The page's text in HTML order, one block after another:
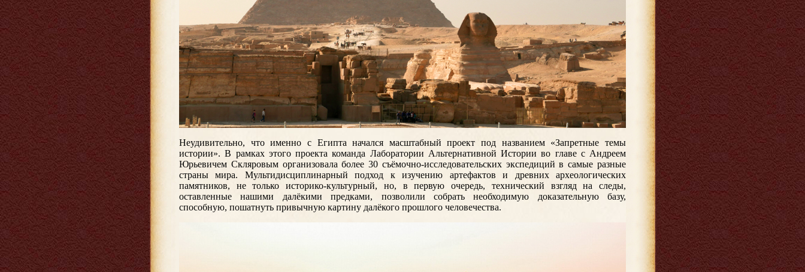
Неудивительно, что именно с Египта начался масштабный проект под названием «Запретные темы
истории». В рамках этого проекта команда Лаборатории Альтернативной Истории во главе с Андреем
Юрьевичем Скляровым организовала более 30 съёмочно-исследовательских экспедиций в самые разные
страны мира. Мультидисциплинарный подход к изучению артефактов и древних археологических
памятников, не только историко-культурный, но, в первую очередь, технический взгляд на следы,
оставленные нашими далёкими предками, позволили собрать необходимую доказательную базу,
способную, пошатнуть привычную картину далёкого прошлого человечества.